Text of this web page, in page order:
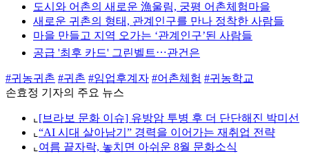
도시와 어촌의 새로운 漁울림, 궁평 어촌체험마을
새로운 귀촌의 형태, 관계인구를 만나 정착한 사람들
마을 만들고 지역 오가는 ‘관계인구’된 사람들
공급 '최후 카드' 그린벨트⋯관건은
#귀농귀촌 #귀촌 #임업후계자 #어촌체험 #귀농학교
손효정 기자의 주요 뉴스
⌞ [브라보 문화 이슈] 유방암 투병 후 더 단단해진 박미선
⌞ “AI 시대 살아남기” 경력을 이어가는 재취업 전략
⌞ 여름 끝자락, 놓치면 아쉬운 8월 문화소식